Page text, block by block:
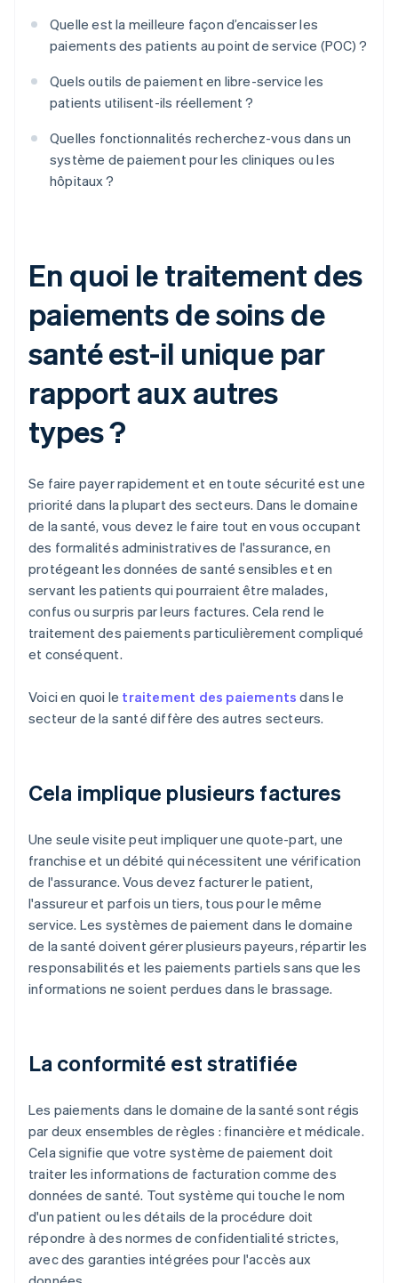
Quelle est la meilleure façon d’encaisser les
paiements des patients au point de service (POC) ?
Quels outils de paiement en libre-service les
patients utilisent-ils réellement ?
Quelles fonctionnalités recherchez-vous dans un
système de paiement pour les cliniques ou les
hôpitaux ?
En quoi le traitement des
paiements de soins de
santé est-il unique par
rapport aux autres
types ?
Se faire payer rapidement et en toute sécurité est une
priorité dans la plupart des secteurs. Dans le domaine
de la santé, vous devez le faire tout en vous occupant
des formalités administratives de l'assurance, en
protégeant les données de santé sensibles et en
servant les patients qui pourraient être malades,
confus ou surpris par leurs factures. Cela rend le
traitement des paiements particulièrement compliqué
et conséquent.
Voici en quoi le traitement des paiements dans le
secteur de la santé diffère des autres secteurs.
Cela implique plusieurs factures
Une seule visite peut impliquer une quote-part, une
franchise et un débité qui nécessitent une vérification
de l'assurance. Vous devez facturer le patient,
l'assureur et parfois un tiers, tous pour le même
service. Les systèmes de paiement dans le domaine
de la santé doivent gérer plusieurs payeurs, répartir les
responsabilités et les paiements partiels sans que les
informations ne soient perdues dans le brassage.
La conformité est stratifiée
Les paiements dans le domaine de la santé sont régis
par deux ensembles de règles : financière et médicale.
Cela signifie que votre système de paiement doit
traiter les informations de facturation comme des
données de santé. Tout système qui touche le nom
d'un patient ou les détails de la procédure doit
répondre à des normes de confidentialité strictes,
avec des garanties intégrées pour l'accès aux